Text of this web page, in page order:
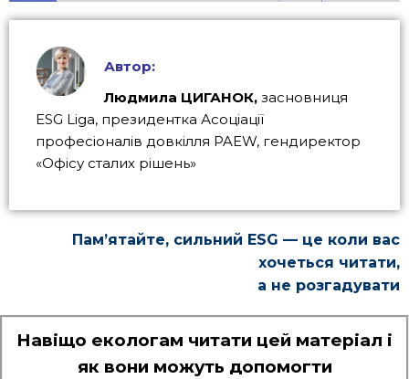
Автор:
Людмила ЦИГАНОК, засновниця
ESG Liga, президентка Асоціації
професіоналів довкілля PAEW, гендиректор
«Офісу сталих рішень»
Памʼятайте, сильний ESG — це коли вас
хочеться читати,
а не розгадувати
Навіщо екологам читати цей матеріал і
як вони можуть допомогти